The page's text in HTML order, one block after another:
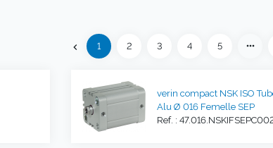
chevron_left Précédent
1 2 3 4 5 more_horiz
verin compact NSK ISO
Alu Ø 016 Femelle SEP
Ref. :